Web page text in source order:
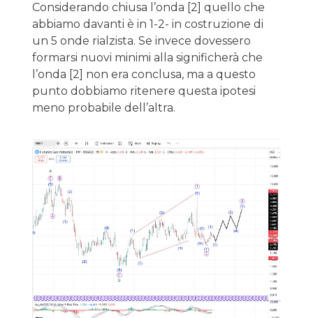
Considerando chiusa l’onda [2] quello che
abbiamo davanti è in 1-2- in costruzione di
un 5 onde rialzista. Se invece dovessero
formarsi nuovi minimi alla significherà che
l’onda [2] non era conclusa, ma a questo
punto dobbiamo ritenere questa ipotesi
meno probabile dell’altra.